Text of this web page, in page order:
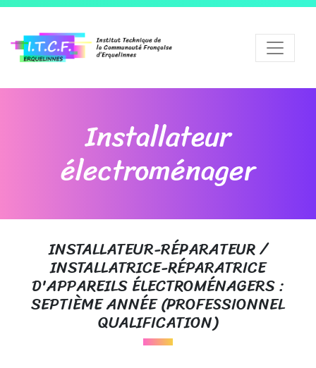
Installateur
électroménager
INSTALLATEUR-RÉPARATEUR /
INSTALLATRICE-RÉPARATRICE
D'APPAREILS ÉLECTROMÉNAGERS :
SEPTIÈME ANNÉE (PROFESSIONNEL
QUALIFICATION)